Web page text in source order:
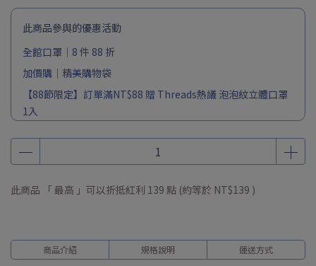
此商品參與的優惠活動
全館口罩｜8 件 88 折
加價購｜精美購物袋
【88節限定】訂單滿NT$88 贈 Threads熱議 泡泡紋立體口罩
1入
滿 NT$ 899 贈 純淨涼感 口罩 3入
全館滿NT$1500 送 NT$100 紅利金(每週五發放)
此商品 「 最高 」可以折抵紅利 139 點 (約等於 NT$139 )
商品介紹 規格說明 運送方式